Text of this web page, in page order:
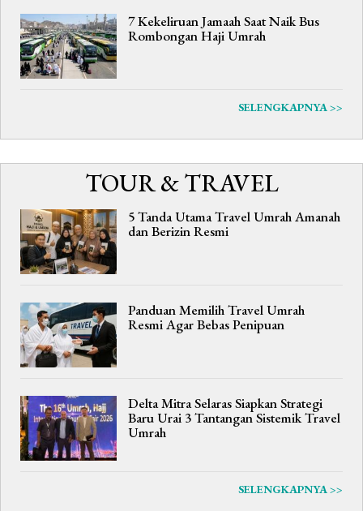
7 Kekeliruan Jamaah Saat Naik Bus
Rombongan Haji Umrah
SELENGKAPNYA >>
TOUR & TRAVEL
5 Tanda Utama Travel Umrah Amanah
dan Berizin Resmi
Panduan Memilih Travel Umrah
Resmi Agar Bebas Penipuan
Delta Mitra Selaras Siapkan Strategi
Baru Urai 3 Tantangan Sistemik Travel
Umrah
SELENGKAPNYA >>